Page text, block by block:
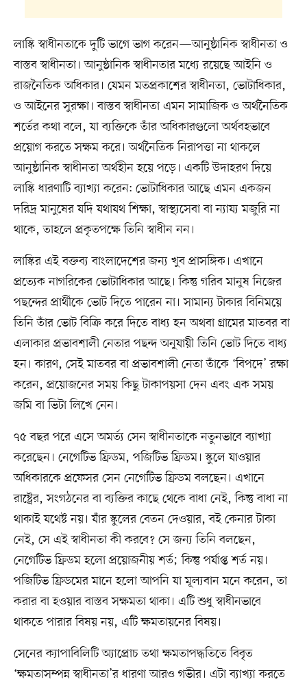
লাস্কি স্বাধীনতাকে দুটি ভাগে ভাগ করেন—আনুষ্ঠানিক স্বাধীনতা ও
বাস্তব স্বাধীনতা। আনুষ্ঠানিক স্বাধীনতার মধ্যে রয়েছে আইনি ও
রাজনৈতিক অধিকার। যেমন মতপ্রকাশের স্বাধীনতা, ভোটাধিকার,
ও আইনের সুরক্ষা। বাস্তব স্বাধীনতা এমন সামাজিক ও অর্থনৈতিক
শর্তের কথা বলে, যা ব্যক্তিকে তাঁর অধিকারগুলো অর্থবহভাবে
প্রয়োগ করতে সক্ষম করে। অর্থনৈতিক নিরাপত্তা না থাকলে
আনুষ্ঠানিক স্বাধীনতা অর্থহীন হয়ে পড়ে। একটি উদাহরণ দিয়ে
লাস্কি ধারণাটি ব্যাখ্যা করেন: ভোটাধিকার আছে এমন একজন
দরিদ্র মানুষের যদি যথাযথ শিক্ষা, স্বাস্থ্যসেবা বা ন্যায্য মজুরি না
থাকে, তাহলে প্রকৃতপক্ষে তিনি স্বাধীন নন।
লাস্কির এই বক্তব্য বাংলাদেশের জন্য খুব প্রাসঙ্গিক। এখানে
প্রত্যেক নাগরিকের ভোটাধিকার আছে। কিন্তু গরিব মানুষ নিজের
পছন্দের প্রার্থীকে ভোট দিতে পারেন না। সামান্য টাকার বিনিময়ে
তিনি তাঁর ভোট বিক্রি করে দিতে বাধ্য হন অথবা গ্রামের মাতবর বা
এলাকার প্রভাবশালী নেতার পছন্দ অনুযায়ী তিনি ভোট দিতে বাধ্য
হন। কারণ, সেই মাতবর বা প্রভাবশালী নেতা তাঁকে ‘বিপদে’ রক্ষা
করেন, প্রয়োজনের সময় কিছু টাকাপয়সা দেন এবং এক সময়
জমি বা ভিটা লিখে নেন।
৭৫ বছর পরে এসে অমর্ত্য সেন স্বাধীনতাকে নতুনভাবে ব্যাখ্যা
করেছেন। নেগেটিভ ফ্রিডম, পজিটিভ ফ্রিডম। স্কুলে যাওয়ার
অধিকারকে প্রফেসর সেন নেগেটিভ ফ্রিডম বলছেন। এখানে
রাষ্ট্রের, সংগঠনের বা ব্যক্তির কাছে থেকে বাধা নেই, কিন্তু বাধা না
থাকাই যথেষ্ট নয়। যাঁর স্কুলের বেতন দেওয়ার, বই কেনার টাকা
নেই, সে এই স্বাধীনতা কী করবে? সে জন্য তিনি বলছেন,
নেগেটিভ ফ্রিডম হলো প্রয়োজনীয় শর্ত; কিন্তু পর্যাপ্ত শর্ত নয়।
পজিটিভ ফ্রিডমের মানে হলো আপনি যা মূল্যবান মনে করেন, তা
করার বা হওয়ার বাস্তব সক্ষমতা থাকা। এটি শুধু স্বাধীনভাবে
থাকতে পারার বিষয় নয়, এটি ক্ষমতায়নের বিষয়।
সেনের ক্যাপাবিলিটি অ্যাপ্রোচ তথা ক্ষমতাপদ্ধতিতে বিবৃত
‘ক্ষমতাসম্পন্ন স্বাধীনতা’র ধারণা আরও গভীর। এটা ব্যাখ্যা করতে